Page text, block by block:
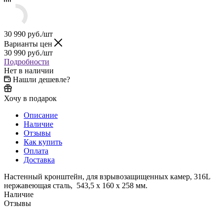
30 990 руб./шт
Варианты цен
30 990 руб./шт
Подробности
Нет в наличии
Нашли дешевле?
Хочу в подарок
Описание
Наличие
Отзывы
Как купить
Оплата
Доставка
Настенный кронштейн, для взрывозащищенных камер, 316L
нержавеющая сталь, 543,5 x 160 x 258 мм.
Наличие
Отзывы